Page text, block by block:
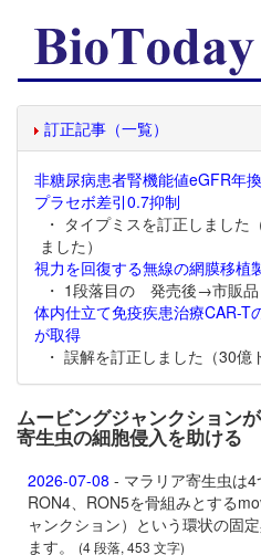
訂正記事（一覧）
非糖尿病患者腎機能値eGFR年
プラセボ差引0.7抑制
・ タイプミスを訂正しまし
ました）
視力を回復する無線の網膜移植
・ 1段落目の 発売後→市販
体内仕立て免疫疾患治療CAR-T
が取得
・ 誤解を訂正しました（30億
ムービングジャンクション
寄生虫の細胞侵入を助ける
2026-07-08 - マラリア寄生虫は4
RON4、RON5を骨組みとする
ャンクション）という環状の固
ます。
(4 段落, 453 文字)